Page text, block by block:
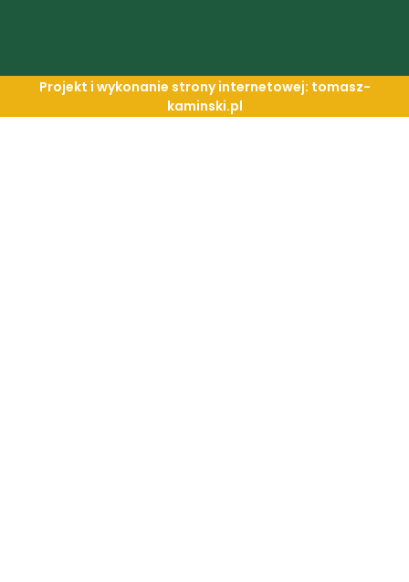
Projekt i wykonanie strony internetowej: tomasz-
kaminski.pl